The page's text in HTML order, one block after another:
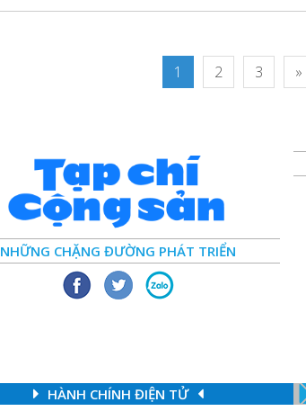
1 2 3 »
NHỮNG CHẶNG ĐƯỜNG PHÁT TRIỂN
HÀNH CHÍNH ĐIỆN TỬ